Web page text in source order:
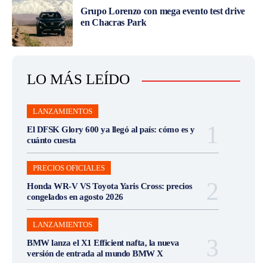
Grupo Lorenzo con mega evento test drive
en Chacras Park
LO MÁS LEÍDO
LANZAMIENTOS
El DFSK Glory 600 ya llegó al país: cómo es y
cuánto cuesta
PRECIOS OFICIALES
Honda WR-V VS Toyota Yaris Cross: precios
congelados en agosto 2026
LANZAMIENTOS
BMW lanza el X1 Efficient nafta, la nueva
versión de entrada al mundo BMW X